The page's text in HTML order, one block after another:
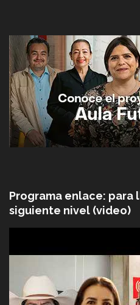
Programa enlace: para
siguiente nivel (video)